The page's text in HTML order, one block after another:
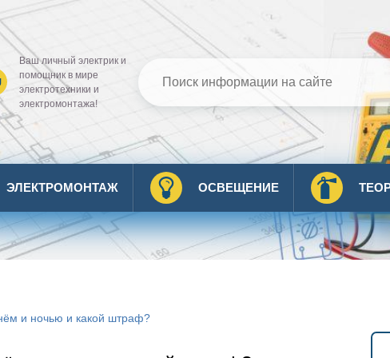
Ваш личный электрик и
помощник в мире
электротехники и
электромонтажа!
ЭЛЕКТРОМОНТАЖ ОСВЕЩЕНИЕ
и ночью и какой штраф?